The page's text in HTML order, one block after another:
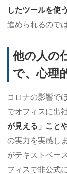
したツールを使う
進められるので
他の人の
で、心理
コロナの影響で
でオフィスに出
が見える」こと
の実力を実感し
がテキストベー
フィスで非公式